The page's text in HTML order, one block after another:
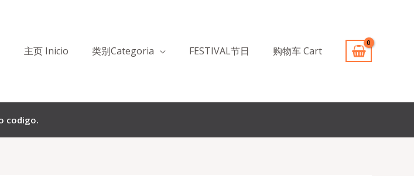
主页 Inicio 类别Categoria FESTIVAL节日 购物车 Cart
codigo.